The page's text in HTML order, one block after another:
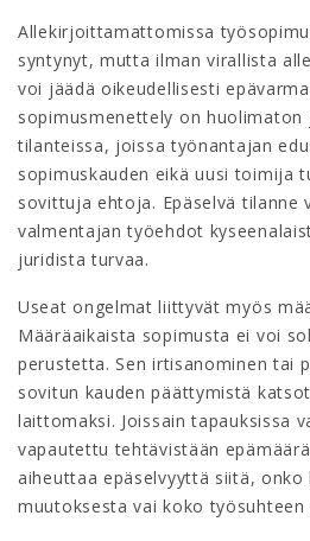
Allekirjoittamattomissa
syntynyt, mutta ilman virallista
voi jäädä oikeudellisesti
sopimusmenettely on
tilanteissa, joissa työnantajan
sopimuskauden eikä uusi toimija
sovittuja ehtoja. Epäselvä tilanne
valmentajan työehdot
juridista turvaa.
Useat ongelmat liittyvät myös
Määräaikaista sopimusta ei voi
perustetta. Sen irtisanominen tai
sovitun kauden päättymistä
laittomaksi. Joissain tapauksissa
vapautettu tehtävistään
aiheuttaa epäselvyyttä siitä, onko
muutoksesta vai koko